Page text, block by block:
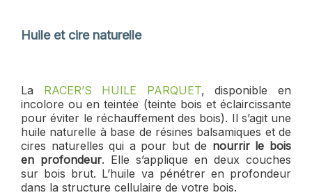
Huile et cire naturelle
La RACER’S HUILE PARQUET, disponible en
incolore ou en teintée (teinte bois et éclaircissante
pour éviter le réchauffement des bois). Il s’agit une
huile naturelle à base de résines balsamiques et de
cires naturelles qui a pour but de nourrir le bois
en profondeur. Elle s’applique en deux couches
sur bois brut. L’huile va pénétrer en profondeur
dans la structure cellulaire de votre bois.